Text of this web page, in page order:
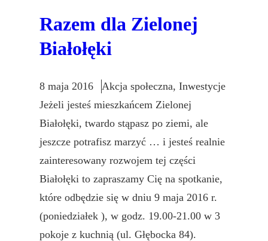
Razem dla Zielonej
Białołęki
8 maja 2016 Akcja społeczna, Inwestycje
Jeżeli jesteś mieszkańcem Zielonej
Białołęki, twardo stąpasz po ziemi, ale
jeszcze potrafisz marzyć … i jesteś realnie
zainteresowany rozwojem tej części
Białołęki to zapraszamy Cię na spotkanie,
które odbędzie się w dniu 9 maja 2016 r.
(poniedziałek ), w godz. 19.00-21.00 w 3
pokoje z kuchnią (ul. Głębocka 84).